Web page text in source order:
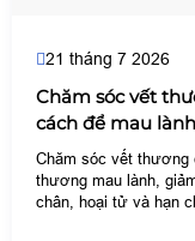
21 tháng 7 2026
Chăm sóc vết
cách để mau lành
Chăm sóc vết thương
thương mau lành,
chân, hoại tử và hạn